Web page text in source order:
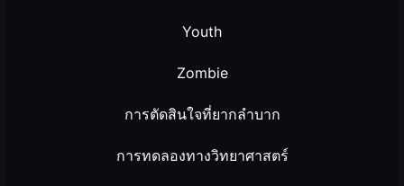
Youth
Zombie
การตัดสินใจที่ยากลำบาก
การทดลองทางวิทยาศาสตร์